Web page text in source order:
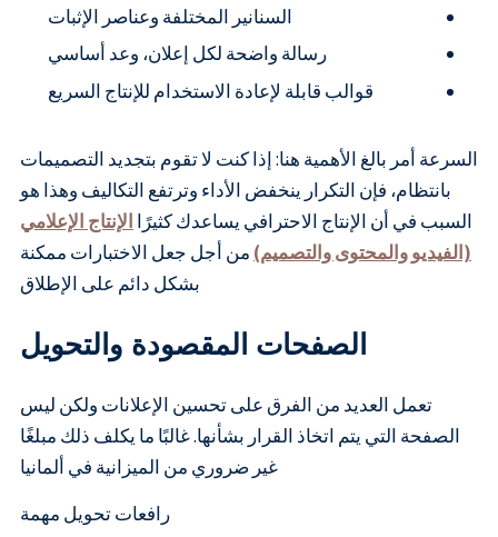
السنانير المختلفة وعناصر الإثبات
رسالة واضحة لكل إعلان، وعد أساسي
قوالب قابلة لإعادة الاستخدام للإنتاج السريع
السرعة أمر بالغ الأهمية هنا: إذا كنت لا تقوم بتجديد التصميمات
بانتظام، فإن التكرار ينخفض الأداء وترتفع التكاليف وهذا هو
السبب في أن الإنتاج الاحترافي يساعدك كثيرًا الإنتاج الإعلامي
(الفيديو والمحتوى والتصميم) من أجل جعل الاختبارات ممكنة
بشكل دائم على الإطلاق
الصفحات المقصودة والتحويل
تعمل العديد من الفرق على تحسين الإعلانات ولكن ليس
الصفحة التي يتم اتخاذ القرار بشأنها. غالبًا ما يكلف ذلك مبلغًا
غير ضروري من الميزانية في ألمانيا
رافعات تحويل مهمة